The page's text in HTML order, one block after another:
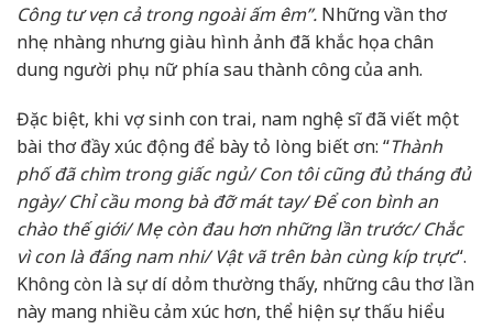
Công tư vẹn cả trong ngoài ấm êm”. Những vần thơ
nhẹ nhàng nhưng giàu hình ảnh đã khắc họa chân
dung người phụ nữ phía sau thành công của anh.
Đặc biệt, khi vợ sinh con trai, nam nghệ sĩ đã viết một
bài thơ đầy xúc động để bày tỏ lòng biết ơn: “Thành
phố đã chìm trong giấc ngủ/ Con tôi cũng đủ tháng đủ
ngày/ Chỉ cầu mong bà đỡ mát tay/ Để con bình an
chào thế giới/ Mẹ còn đau hơn những lần trước/ Chắc
vì con là đấng nam nhi/ Vật vã trên bàn cùng kíp trực“.
Không còn là sự dí dỏm thường thấy, những câu thơ lần
này mang nhiều cảm xúc hơn, thể hiện sự thấu hiểu